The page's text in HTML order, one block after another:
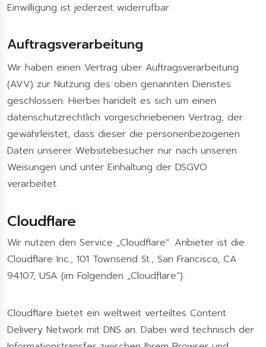
Einwilligung ist jederzeit widerrufbar.
Auftragsverarbeitung
Wir haben einen Vertrag über Auftragsverarbeitung
(AVV) zur Nutzung des oben genannten Dienstes
geschlossen. Hierbei handelt es sich um einen
datenschutzrechtlich vorgeschriebenen Vertrag, der
gewährleistet, dass dieser die personenbezogenen
Daten unserer Websitebesucher nur nach unseren
Weisungen und unter Einhaltung der DSGVO
verarbeitet.
Cloudflare
Wir nutzen den Service „Cloudflare“. Anbieter ist die
Cloudflare Inc., 101 Townsend St., San Francisco, CA
94107, USA (im Folgenden „Cloudflare”).
Cloudflare bietet ein weltweit verteiltes Content
Delivery Network mit DNS an. Dabei wird technisch der